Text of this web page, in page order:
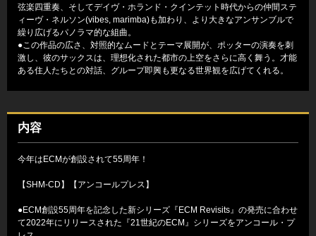
弦楽四重奏、そしてデイヴ・ホランド・クインテット時代からの仲間ステ
ィーヴ・ネルソン(vibes, marimba)も加わり、より大きなアンサンブルで
繰り広げるパノラマ的な組曲。
●この作品の広さ、対照的なムードとテーマ展開が、ポッターの演奏を刺
激し、彼のサックスは、理想化された都市の上空をさらに高く舞う。才能
ある住人たちとの対話、グループ即興も更なる世界観を広げてくれる。
内容
今年はECMが創設されて55周年！
【SHM-CD】【アンコールプレス】
●ECM創設55周年を記念した新シリーズ『ECM Revisits』の発売に合わせ
て2022年にリリースされた『21世紀のECM』シリーズをアンコール・プ